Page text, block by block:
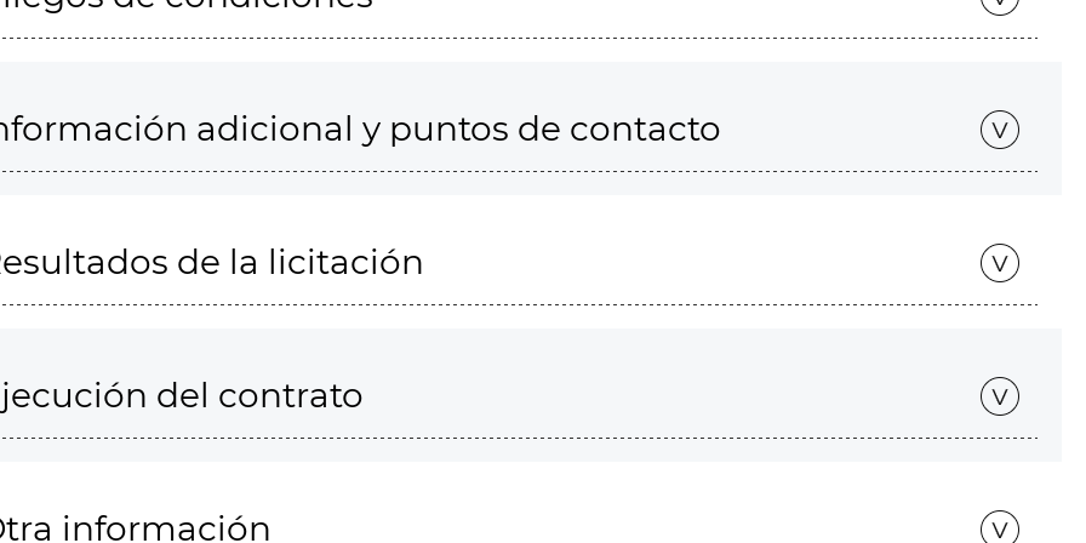
adicional y puntos de contacto
de la licitación
del contrato
información